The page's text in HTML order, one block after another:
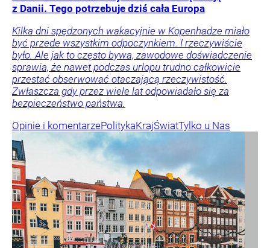
z Danii. Tego potrzebuje dziś cała Europa
Kilka dni spędzonych wakacyjnie w Kopenhadze miało
być przede wszystkim odpoczynkiem. I rzeczywiście
było. Ale jak to często bywa, zawodowe doświadczenie
sprawia, że nawet podczas urlopu trudno całkowicie
przestać obserwować otaczającą rzeczywistość.
Zwłaszcza gdy przez wiele lat odpowiadało się za
bezpieczeństwo państwa.
Opinie i komentarzePolitykaKrajŚwiatTylko u Nas